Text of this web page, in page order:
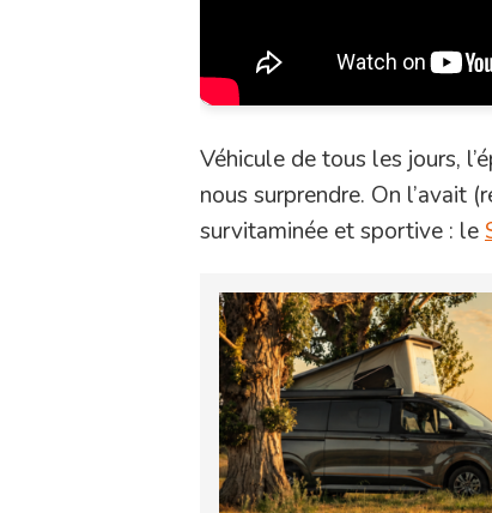
Véhicule de tous les jours,
nous surprendre. On l’avait
survitaminée et sportive : le